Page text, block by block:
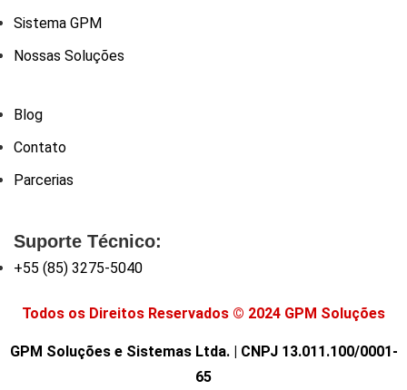
Sistema GPM
Nossas Soluções
Blog
Contato
Parcerias
Suporte Técnico:
+55 (85) 3275-5040
Todos os Direitos Reservados © 2024 GPM Soluções
GPM Soluções e Sistemas Ltda. | CNPJ 13.011.100/0001-
65